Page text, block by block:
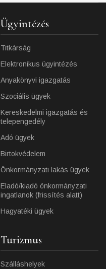
Ügyintézés
Titkárság
Elektronikus ügyintézés
Anyakönyvi igazgatás
Szociális ügyek
Kereskedelmi igazgatás és
telepengedély
Adó ügyek
Birtokvédelem
Önkormányzati lakás ügyek
Eladó/kiadó önkormányzati
ingatlanok (frissítés alatt)
Hagyatéki ügyek
Turizmus
Szálláshelyek